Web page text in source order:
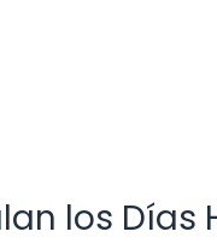
los Días